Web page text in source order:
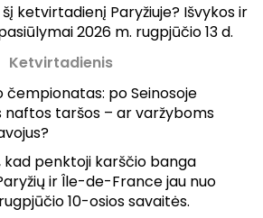
ketvirtadienį Paryžiuje? Išvykos ir
2026 m. rugpjūčio 13 d.
Ketvirtadienis
čempionatas: po Seinosoje
naftos taršos – ar varžyboms
kad penktoji karščio banga
ir Île-de-France jau nuo
10-osios savaitės.